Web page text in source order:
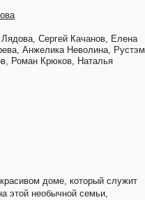
Сергей Качанов, Елена
Анжелика Неволина, Рустэм
Роман Крюков, Наталья
доме, который служит
этой необычной семьи,